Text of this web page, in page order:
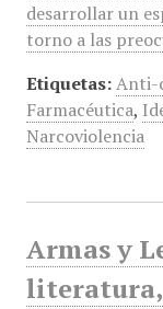
desarrollar un
torno a las
Etiquetas: Anti-
Farmacéutica,
Narcoviolencia
Armas y
literatura,